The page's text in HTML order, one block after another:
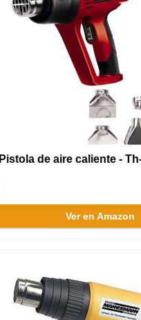
de aire caliente -
Ver en Amazon